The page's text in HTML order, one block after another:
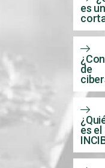
es un
de
es el